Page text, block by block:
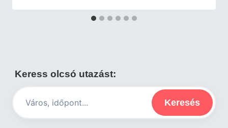
Keress olcsó utazást:
Keresés